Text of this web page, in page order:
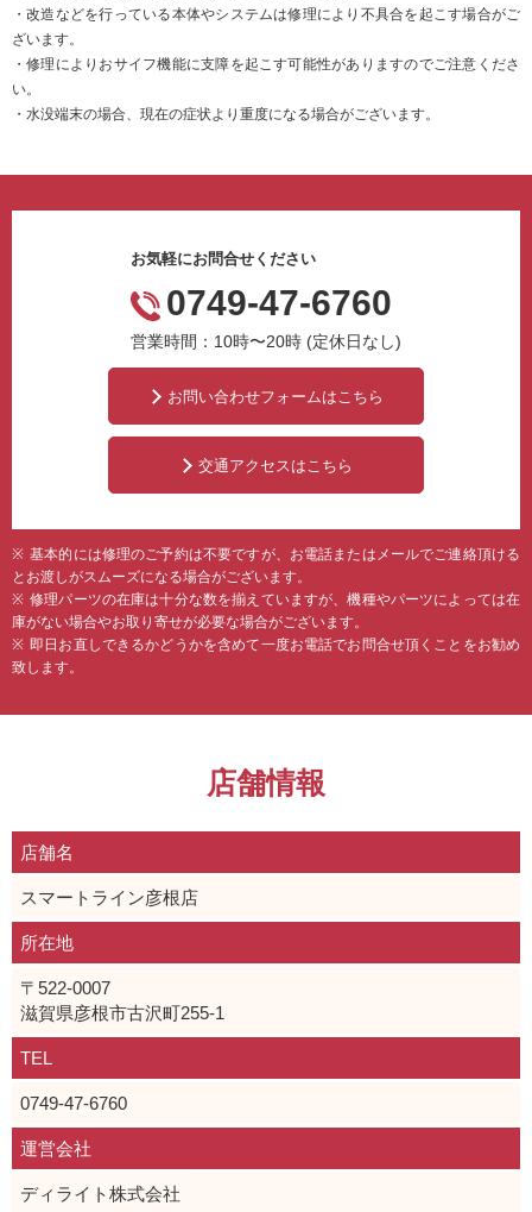
・改造などを行っている本体やシステムは修理により不具合を起こす場合がご
ざいます。
・修理によりおサイフ機能に支障を起こす可能性がありますのでご注意くださ
い。
・水没端末の場合、現在の症状より重度になる場合がございます。
お気軽にお問合せください
0749-47-6760
営業時間：10時〜20時 (定休日なし)
お問い合わせフォームはこちら
交通アクセスはこちら
基本的には修理のご予約は不要ですが、お電話またはメールでご連絡頂ける
とお渡しがスムーズになる場合がございます。
修理パーツの在庫は十分な数を揃えていますが、機種やパーツによっては在
庫がない場合やお取り寄せが必要な場合がございます。
即日お直しできるかどうかを含めて一度お電話でお問合せ頂くことをお勧め
致します。
店舗情報
店舗名
スマートライン彦根店
所在地
〒522-0007
滋賀県彦根市古沢町255-1
TEL
0749-47-6760
運営会社
ディライト株式会社